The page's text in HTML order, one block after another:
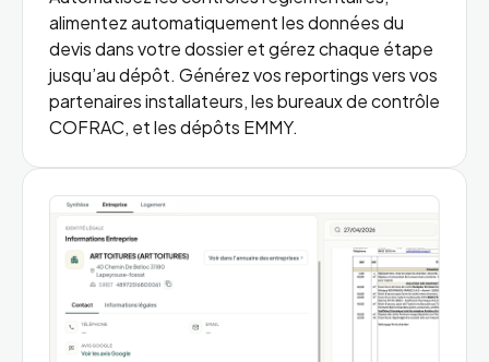
alimentez automatiquement les données du
devis dans votre dossier et gérez chaque étape
jusqu’au dépôt. Générez vos reportings vers vos
partenaires installateurs, les bureaux de contrôle
COFRAC, et les dépôts EMMY.